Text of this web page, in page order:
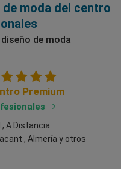
moda del centro
de moda
Premium
A Distancia
, Almería y otros